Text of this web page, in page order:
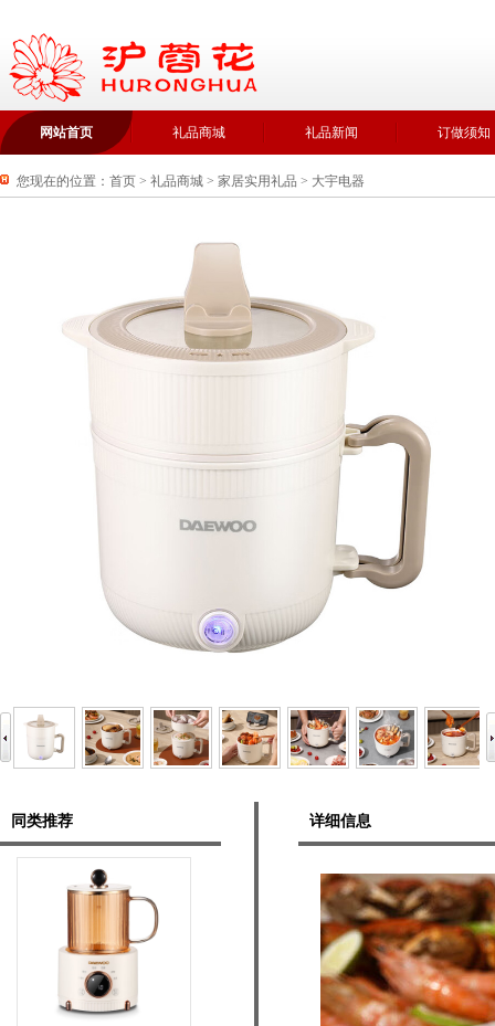
网站首页 礼品商城 礼品新闻 订做须知
您现在的位置： 首页 > 礼品商城 > 家居实用礼品 > 大宇电器
同类推荐 详细信息